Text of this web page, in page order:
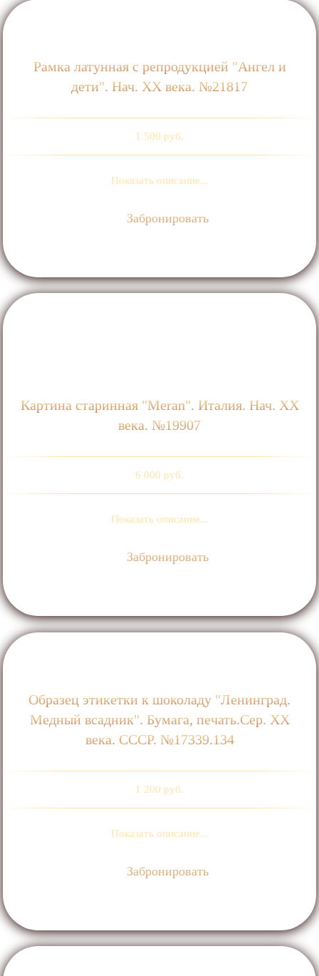
Рамка латунная с репродукцией "Ангел и
дети". Нач. ХХ века. №21817
1 500 руб.
Показать описание...
Забронировать
Картина старинная "Meran". Италия. Нач. ХХ
века. №19907
6 000 руб.
Показать описание...
Забронировать
Образец этикетки к шоколаду "Ленинград.
Медный всадник". Бумага, печать.Сер. ХХ
века. СССР. №17339.134
1 200 руб.
Показать описание...
Забронировать